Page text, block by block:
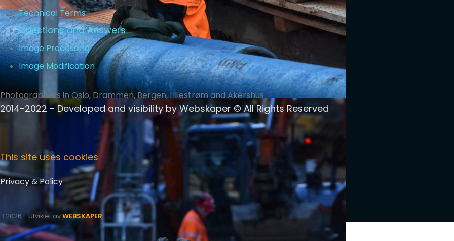
Technical Terms
Questions and Answers
Image Processing
Image Modification
Photographers in Oslo, Drammen, Bergen, Lillestrøm and Akershus
2014-2022 - Developed and visibility byWebskaper © All Rights Reserved
This site uses cookies
Privacy & Policy
2026 - Utviklet avWEBSKAPER